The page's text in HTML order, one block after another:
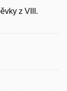
z VIII.